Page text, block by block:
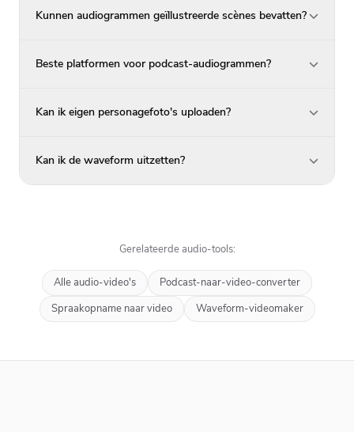
Kunnen audiogrammen geïllustreerde scènes bevatten?
Beste platformen voor podcast-audiogrammen?
Kan ik eigen personagefoto's uploaden?
Kan ik de waveform uitzetten?
Gerelateerde audio-tools:
Alle audio-video's
Podcast-naar-video-converter
Spraakopname naar video
Waveform-videomaker